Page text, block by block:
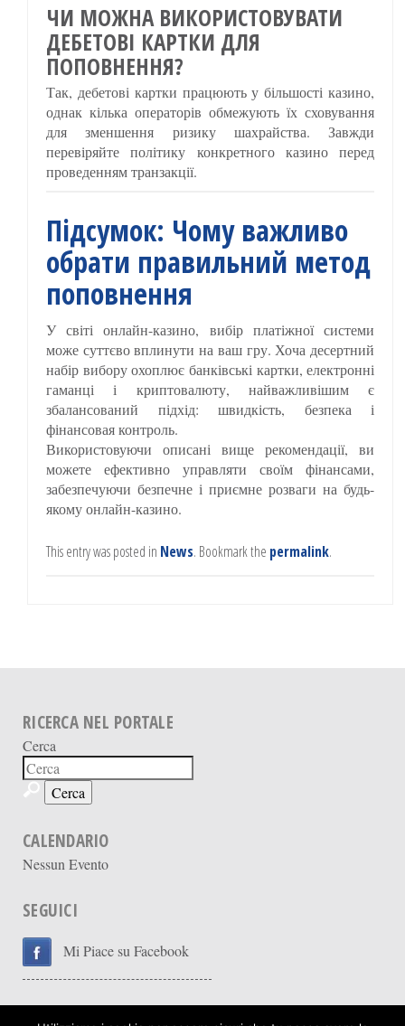
ЧИ МОЖНА ВИКОРИСТОВУВАТИ
ДЕБЕТОВІ КАРТКИ ДЛЯ
ПОПОВНЕННЯ?
Так, дебетові картки працюють у більшості казино,
однак кілька операторів обмежують їх сховування
для зменшення ризику шахрайства. Завжди
перевіряйте політику конкретного казино перед
проведенням транзакції.
Підсумок: Чому важливо
обрати правильний метод
поповнення
У світі онлайн-казино, вибір платіжної системи
може суттєво вплинути на ваш гру. Хоча десертний
набір вибору охоплює банківські картки, електронні
гаманці і криптовалюту, найважливішим є
збалансований підхід: швидкість, безпека і
фінансовая контроль.
Використовуючи описані вище рекомендації, ви
можете ефективно управляти своїм фінансами,
забезпечуючи безпечне і приємне розваги на будь-
якому онлайн-казино.
This entry was posted in News. Bookmark the permalink.
RICERCA NEL PORTALE
Cerca
CALENDARIO
Nessun Evento
SEGUICI
Mi Piace su Facebook